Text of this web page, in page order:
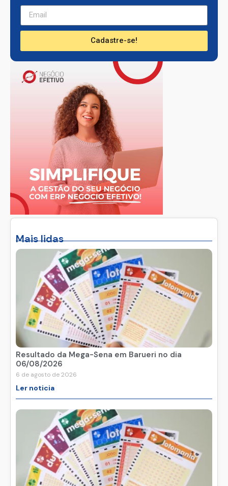
Mais lidas
Resultado da Mega-Sena em Barueri no dia
06/08/2026
6 de agosto de 2026
Ler noticia
Receba nossa newsletter com noticias de
Cadastre-se!